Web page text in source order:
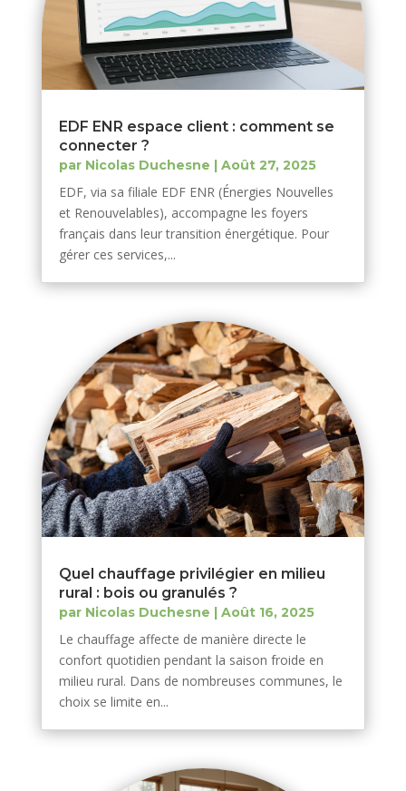
EDF ENR espace client : comment se
connecter ?
par Nicolas Duchesne | Août 27, 2025
EDF, via sa filiale EDF ENR (Énergies Nouvelles
et Renouvelables), accompagne les foyers
français dans leur transition énergétique. Pour
gérer ces services,...
Quel chauffage privilégier en milieu
rural : bois ou granulés ?
par Nicolas Duchesne | Août 16, 2025
Le chauffage affecte de manière directe le
confort quotidien pendant la saison froide en
milieu rural. Dans de nombreuses communes, le
choix se limite en...